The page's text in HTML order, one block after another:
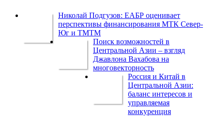
Николай Подгузов: ЕАБР оценивает
перспективы финансирования МТК Север-
Юг и ТМТМ
Поиск возможностей в
Центральной Азии – взгляд
Джавлона Вахабова на
многовекторность
Россия и Китай в
Центральной Азии:
баланс интересов и
управляемая
конкуренция